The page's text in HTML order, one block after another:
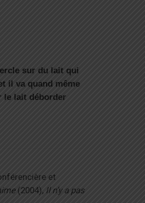
sur du lait qui
il va quand même
le lait déborder
et
(2004), Il n’y a pas